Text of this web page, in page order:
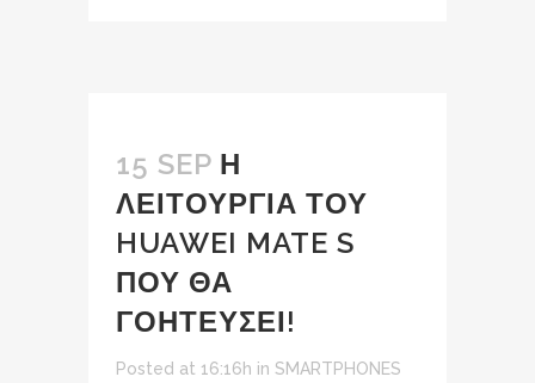
15 SEP Η
ΛΕΙΤΟΥΡΓΙΑ ΤΟΥ
HUAWEI MATE S
ΠΟΥ ΘΑ
ΓΟΗΤΕΥΣΕΙ!
Posted at 16:16h in SMARTPHONES